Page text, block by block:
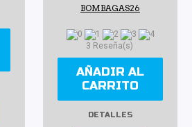
BOMBAGAS26
3 Reseña(s)
AÑADIR AL
CARRITO
DETALLES